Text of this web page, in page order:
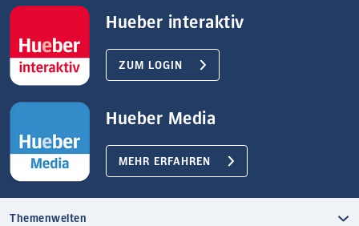
Hueber interaktiv
ZUM LOGIN
Hueber Media
MEHR ERFAHREN
Themenwelten